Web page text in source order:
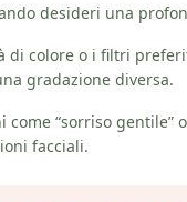
desideri una
di colore o i filtri
gradazione diversa.
come “sorriso gentile”
facciali.